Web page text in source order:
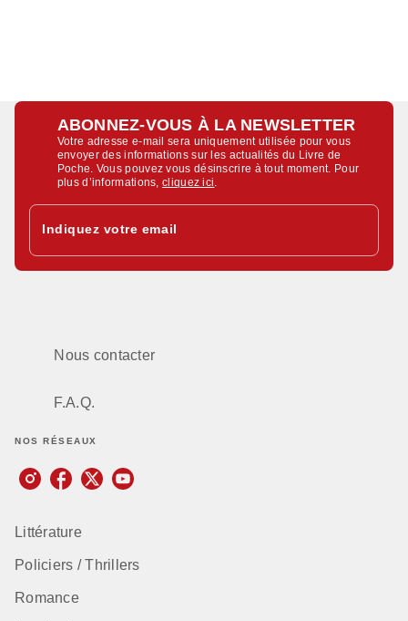
ABONNEZ-VOUS À LA NEWSLETTER
Votre adresse e-mail sera uniquement utilisée pour vous
envoyer des informations sur les actualités du Livre de
Poche. Vous pouvez vous désinscrire à tout moment. Pour
plus d’informations,cliquez ici
Indiquez votre email
Nous contacter
F.A.Q.
NOS RÉSEAUX
Littérature
Policiers / Thrillers
Romance